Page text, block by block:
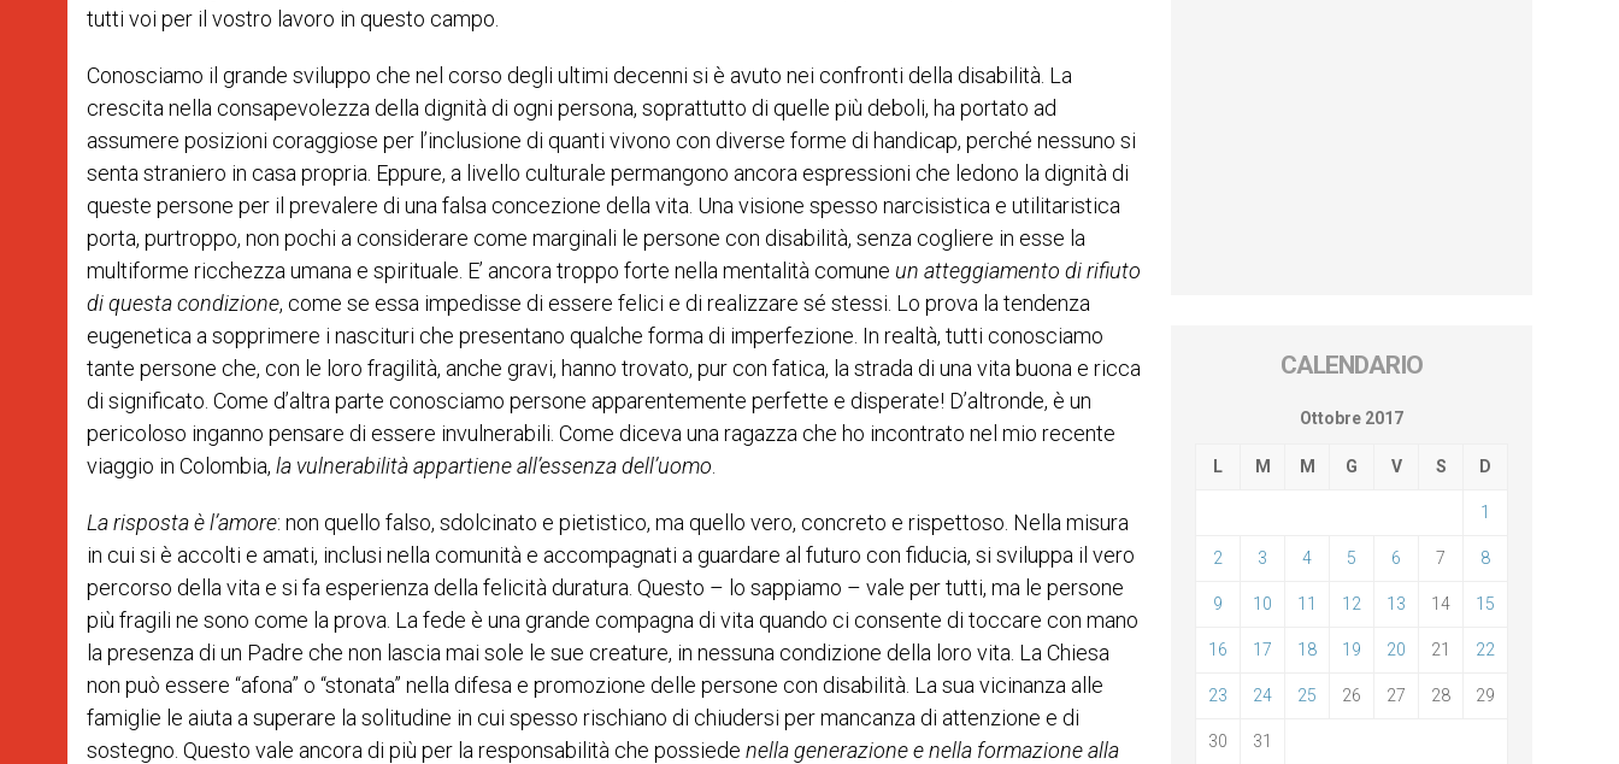
tutti voi per il vostro lavoro in questo campo.
Conosciamo il grande sviluppo che nel corso degli ultimi decenni si è avuto nei confronti della disabilità. La
crescita nella consapevolezza della dignità di ogni persona, soprattutto di quelle più deboli, ha portato ad
assumere posizioni coraggiose per l’inclusione di quanti vivono con diverse forme di handicap, perché nessuno si
senta straniero in casa propria. Eppure, a livello culturale permangono ancora espressioni che ledono la dignità di
queste persone per il prevalere di una falsa concezione della vita. Una visione spesso narcisistica e utilitaristica
porta, purtroppo, non pochi a considerare come marginali le persone con disabilità, senza cogliere in esse la
multiforme ricchezza umana e spirituale. E’ ancora troppo forte nella mentalità comune un atteggiamento di rifiuto
di questa condizione, come se essa impedisse di essere felici e di realizzare sé stessi. Lo prova la tendenza
eugenetica a sopprimere i nascituri che presentano qualche forma di imperfezione. In realtà, tutti conosciamo
tante persone che, con le loro fragilità, anche gravi, hanno trovato, pur con fatica, la strada di una vita buona e ricca
di significato. Come d’altra parte conosciamo persone apparentemente perfette e disperate! D’altronde, è un
pericoloso inganno pensare di essere invulnerabili. Come diceva una ragazza che ho incontrato nel mio recente
viaggio in Colombia, la vulnerabilità appartiene all’essenza dell’uomo
La risposta è l’amore: non quello falso, sdolcinato e pietistico, ma quello vero, concreto e rispettoso. Nella misura
in cui si è accolti e amati, inclusi nella comunità e accompagnati a guardare al futuro con fiducia, si sviluppa il vero
percorso della vita e si fa esperienza della felicità duratura. Questo – lo sappiamo – vale per tutti, ma le persone
più fragili ne sono come la prova. La fede è una grande compagna di vita quando ci consente di toccare con mano
la presenza di un Padre che non lascia mai sole le sue creature, in nessuna condizione della loro vita. La Chiesa
non può essere “afona” o “stonata” nella difesa e promozione delle persone con disabilità. La sua vicinanza alle
famiglie le aiuta a superare la solitudine in cui spesso rischiano di chiudersi per mancanza di attenzione e di
sostegno. Questo vale ancora di più per la responsabilità che possiede nella generazione e nella formazione alla
CALENDARIO
Ottobre 2017
L M M G V S D
1
2 3 4 5 6 7 8
9 10 11 12 13 14 15
16 17 18 19 20 21 22
23 24 25 26 27 28 29
30 31